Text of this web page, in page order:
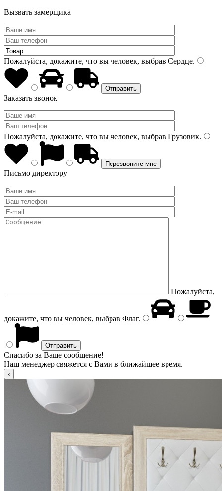
Вызвать замерщика
Пожалуйста, докажите, что вы человек, выбрав Сердце.
Заказать звонок
Пожалуйста, докажите, что вы человек, выбрав Грузовик.
Письмо директору
Пожалуйста,
докажите, что вы человек, выбрав Флаг.
Спасибо за Ваше сообщение!
Наш менеджер свяжется с Вами в ближайшее время.